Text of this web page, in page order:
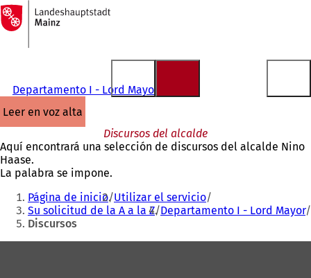
Saltar al contenido
A
la
página
Departamento I - Lord Mayor
leer en voz alta
Discursos del alcalde
Aquí encontrará una selección de discursos del alcalde Nino
Haase.
La palabra se impone.
Estás
aquí:
Página de inicio Utilizar el servicio
Su solicitud de la A a la Z Departamento I - Lord Mayor
Discursos